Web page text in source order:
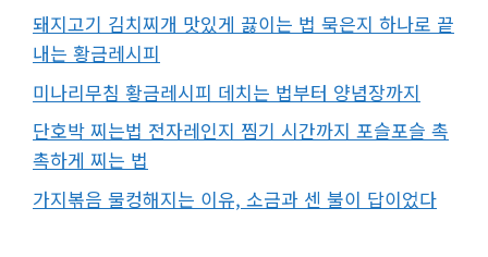
돼지고기 김치찌개 맛있게 끓이는 법 묵은지 하나로 끝
내는 황금레시피
미나리무침 황금레시피 데치는 법부터 양념장까지
단호박 찌는법 전자레인지 찜기 시간까지 포슬포슬 촉
촉하게 찌는 법
가지볶음 물컹해지는 이유, 소금과 센 불이 답이었다